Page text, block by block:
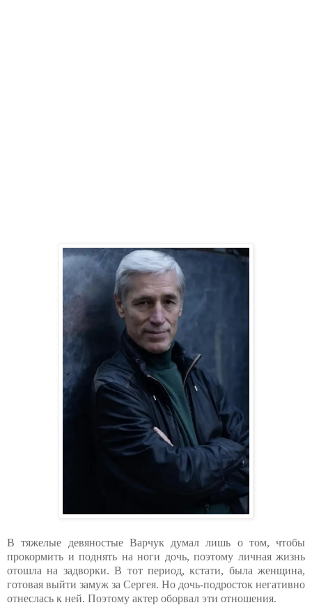
В тяжелые девяностые Варчук думал лишь о том, чтобы
прокормить и поднять на ноги дочь, поэтому личная жизнь
отошла на задворки. В тот период, кстати, была женщина,
готовая выйти замуж за Сергея. Но дочь-подросток негативно
отнеслась к ней. Поэтому актер оборвал эти отношения.